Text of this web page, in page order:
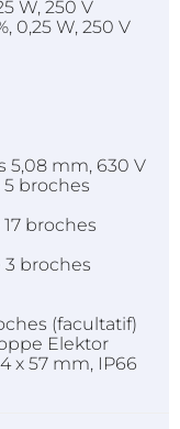
W, 250 V
0,25 W, 250 V
5,08 mm, 630 V
5 broches
broches
3 broches
(facultatif)
Elektor
x 57 mm, IP66